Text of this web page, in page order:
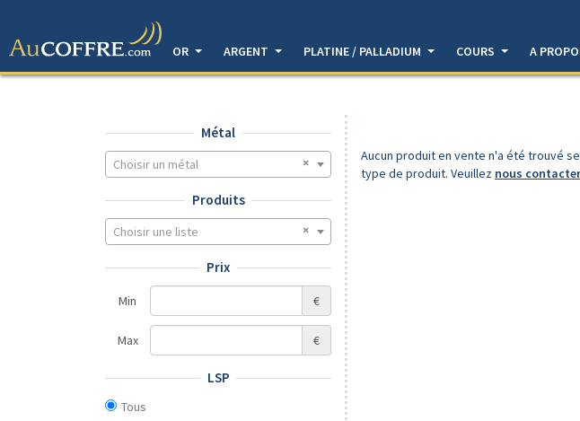
OR
ARGENT PLATINE / PALLADIUM COURS A
Métal
Choisir un métal
Produits
Choisir une liste
Prix
Min €
Max €
LSP
Tous
Aucun produit en vente n'a été trouvé
type de produit. Veuillez nous contacter